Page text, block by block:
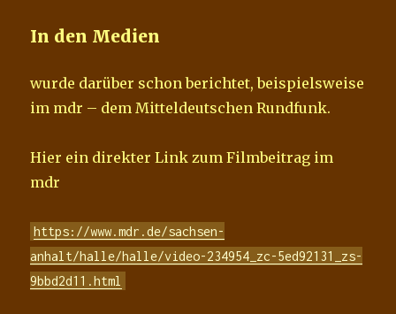
In den Medien
wurde darüber schon berichtet, beispielsweise
im mdr – dem Mitteldeutschen Rundfunk.
Hier ein direkter Link zum Filmbeitrag im
mdr
https://www.mdr.de/sachsen-
anhalt/halle/halle/video-234954_zc-5ed92131_zs-
9bbd2d11.html